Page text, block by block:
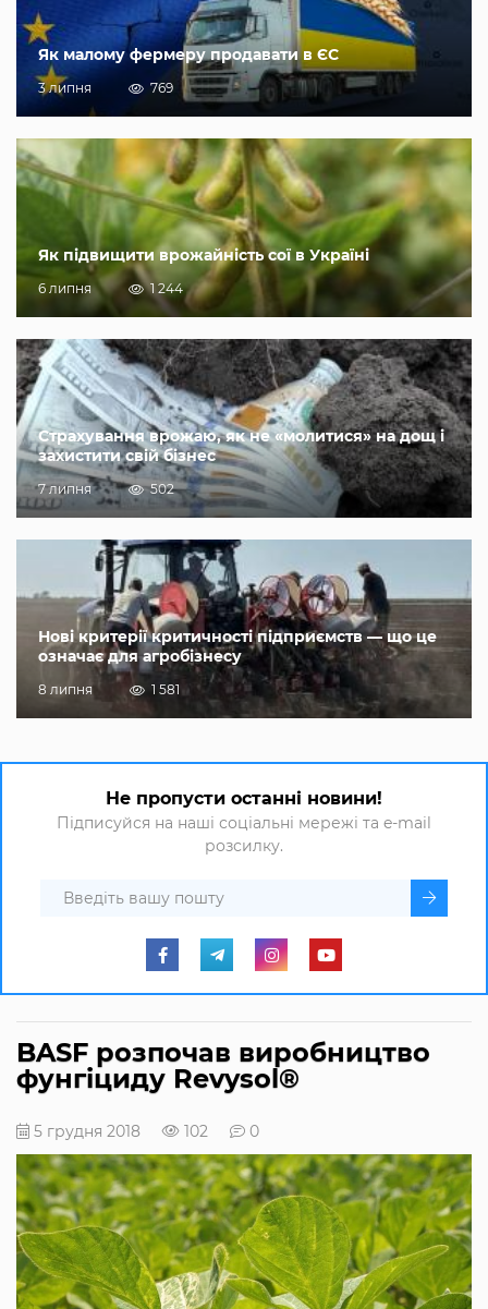
Як малому фермеру продавати в ЄС
3 липня 769
Як підвищити врожайність сої в Україні
6 липня 1 244
Страхування врожаю, як не «молитися» на дощ і
захистити свій бізнес
7 липня 502
Нові критерії критичності підприємств — що це
означає для агробізнесу
8 липня 1 581
Не пропусти останні новини!
Підписуйся на наші соціальні мережі та e-mail
розсилку.
BASF розпочав виробництво
фунгіциду Revysol®
5 грудня 2018 102 0